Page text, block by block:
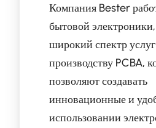
Компания Bester
бытовой
широкий спектр
производству PCBA,
позволяют создавать
инновационные и
использовании